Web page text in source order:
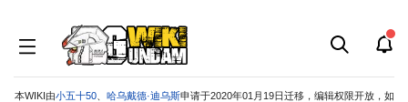
本WIKI由小五十50、 哈乌戴德·迪乌斯申请于2020年01月19日迁移，编辑权限开放，如